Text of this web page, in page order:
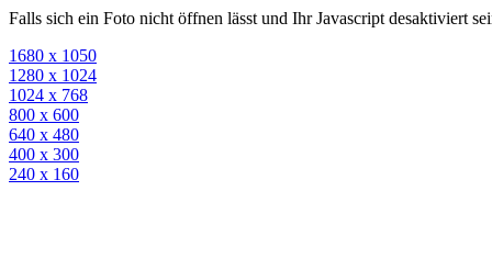
Falls sich ein Foto nicht öffnen lässt und Ihr Javascript desaktiviert
1680 x 1050
1280 x 1024
1024 x 768
800 x 600
640 x 480
400 x 300
240 x 160